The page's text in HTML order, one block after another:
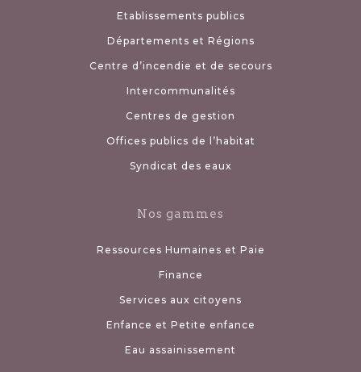
Etablissements publics
Départements et Régions
Centre d’incendie et de secours
Intercommunalités
Centres de gestion
Offices publics de l’habitat
Syndicat des eaux
Nos gammes
Ressources Humaines et Paie
Finance
Services aux citoyens
Enfance et Petite enfance
Eau assainissement